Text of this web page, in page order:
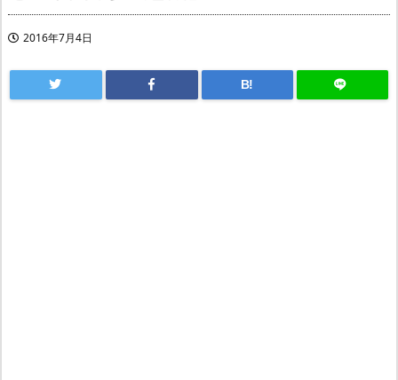
2016年7月4日
B!